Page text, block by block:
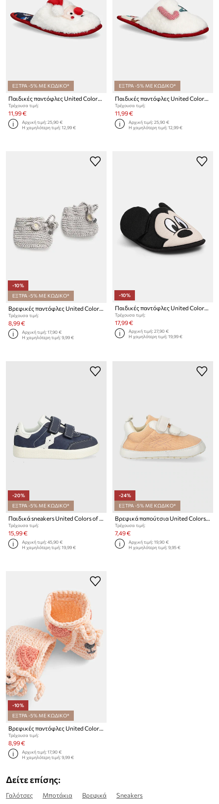
ΕΞΤΡΑ -5% ΜΕ ΚΩΔΙΚΟ*
Παιδικές παντόφλες United Colors of Benetton
Τρέχουσα τιμή:
11,99 €
Αρχική τιμή:25,90 €
Η χαμηλότερη τιμή:12,99 €
ΕΞΤΡΑ -5% ΜΕ ΚΩΔΙΚΟ*
Παιδικές παντόφλες United Colors of Benetton
Τρέχουσα τιμή:
11,99 €
Αρχική τιμή:25,90 €
Η χαμηλότερη τιμή:12,99 €
-10%
ΕΞΤΡΑ -5% ΜΕ ΚΩΔΙΚΟ*
Βρεφικές παντόφλες United Colors of Benetton
Τρέχουσα τιμή:
8,99 €
Αρχική τιμή:17,90 €
Η χαμηλότερη τιμή:9,99 €
-10%
Τρέχουσα τιμή:
17,99 €
Αρχική τιμή:27,90 €
Η χαμηλότερη τιμή:19,99 €
-20%
ΕΞΤΡΑ -5% ΜΕ ΚΩΔΙΚΟ*
Παιδικά sneakers United Colors of Benetton
Τρέχουσα τιμή:
15,99 €
Αρχική τιμή:45,90 €
Η χαμηλότερη τιμή:19,99 €
-24%
ΕΞΤΡΑ -5% ΜΕ ΚΩΔΙΚΟ*
Βρεφικά παπούτσια United Colors of Benetton
Τρέχουσα τιμή:
7,49 €
Αρχική τιμή:19,90 €
Η χαμηλότερη τιμή:9,95 €
-10%
ΕΞΤΡΑ -5% ΜΕ ΚΩΔΙΚΟ*
Βρεφικές παντόφλες United Colors of Benetton
Τρέχουσα τιμή:
8,99 €
Αρχική τιμή:17,90 €
Η χαμηλότερη τιμή:9,99 €
Δείτε επίσης:
Γαλότσες Μποτάκια Βρεφικά Sneakers